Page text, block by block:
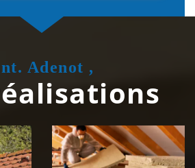
Adenot ,
Isolation de
toiture 39